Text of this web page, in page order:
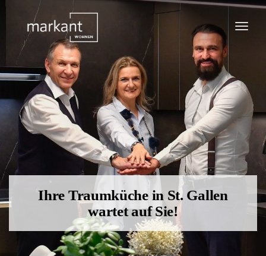
Ihre Traumküche in St. Gallen
wartet auf Sie!